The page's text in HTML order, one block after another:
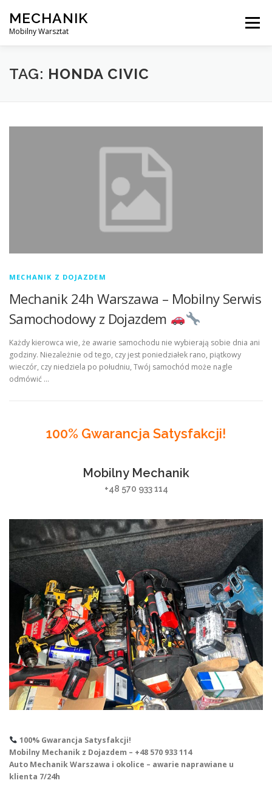
content
MECHANIK
Mobilny Warsztat
Menu
MOBILNY MECHANIK ELEKTRYK SAMOCHODOWY
TAG: HONDA CIVIC
MECHANIK Z DOJAZDEM
Mechanik 24h Warszawa – Mobilny Serwis
Samochodowy z Dojazdem
Każdy kierowca wie, że awarie samochodu nie wybierają sobie dnia ani
godziny. Niezależnie od tego, czy jest poniedziałek rano, piątkowy
wieczór, czy niedziela po południu, Twój samochód może nagle
odmówić …
100% Gwarancja Satysfakcji!
Mobilny Mechanik
+48 570 933 114
100% Gwarancja Satysfakcji!
Mobilny Mechanik z Dojazdem – +48 570 933 114
Auto Mechanik Warszawa i okolice – awarie naprawiane u
klienta 7/24h